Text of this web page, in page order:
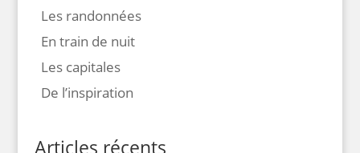
Les randonnées
En train de nuit
Les capitales
De l’inspiration
Articles récents